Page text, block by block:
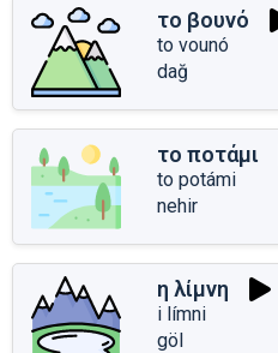
το βουνό
to vounó
dağ
το ποτάμι
to potámi
nehir
η λίμνη
i límni
göl